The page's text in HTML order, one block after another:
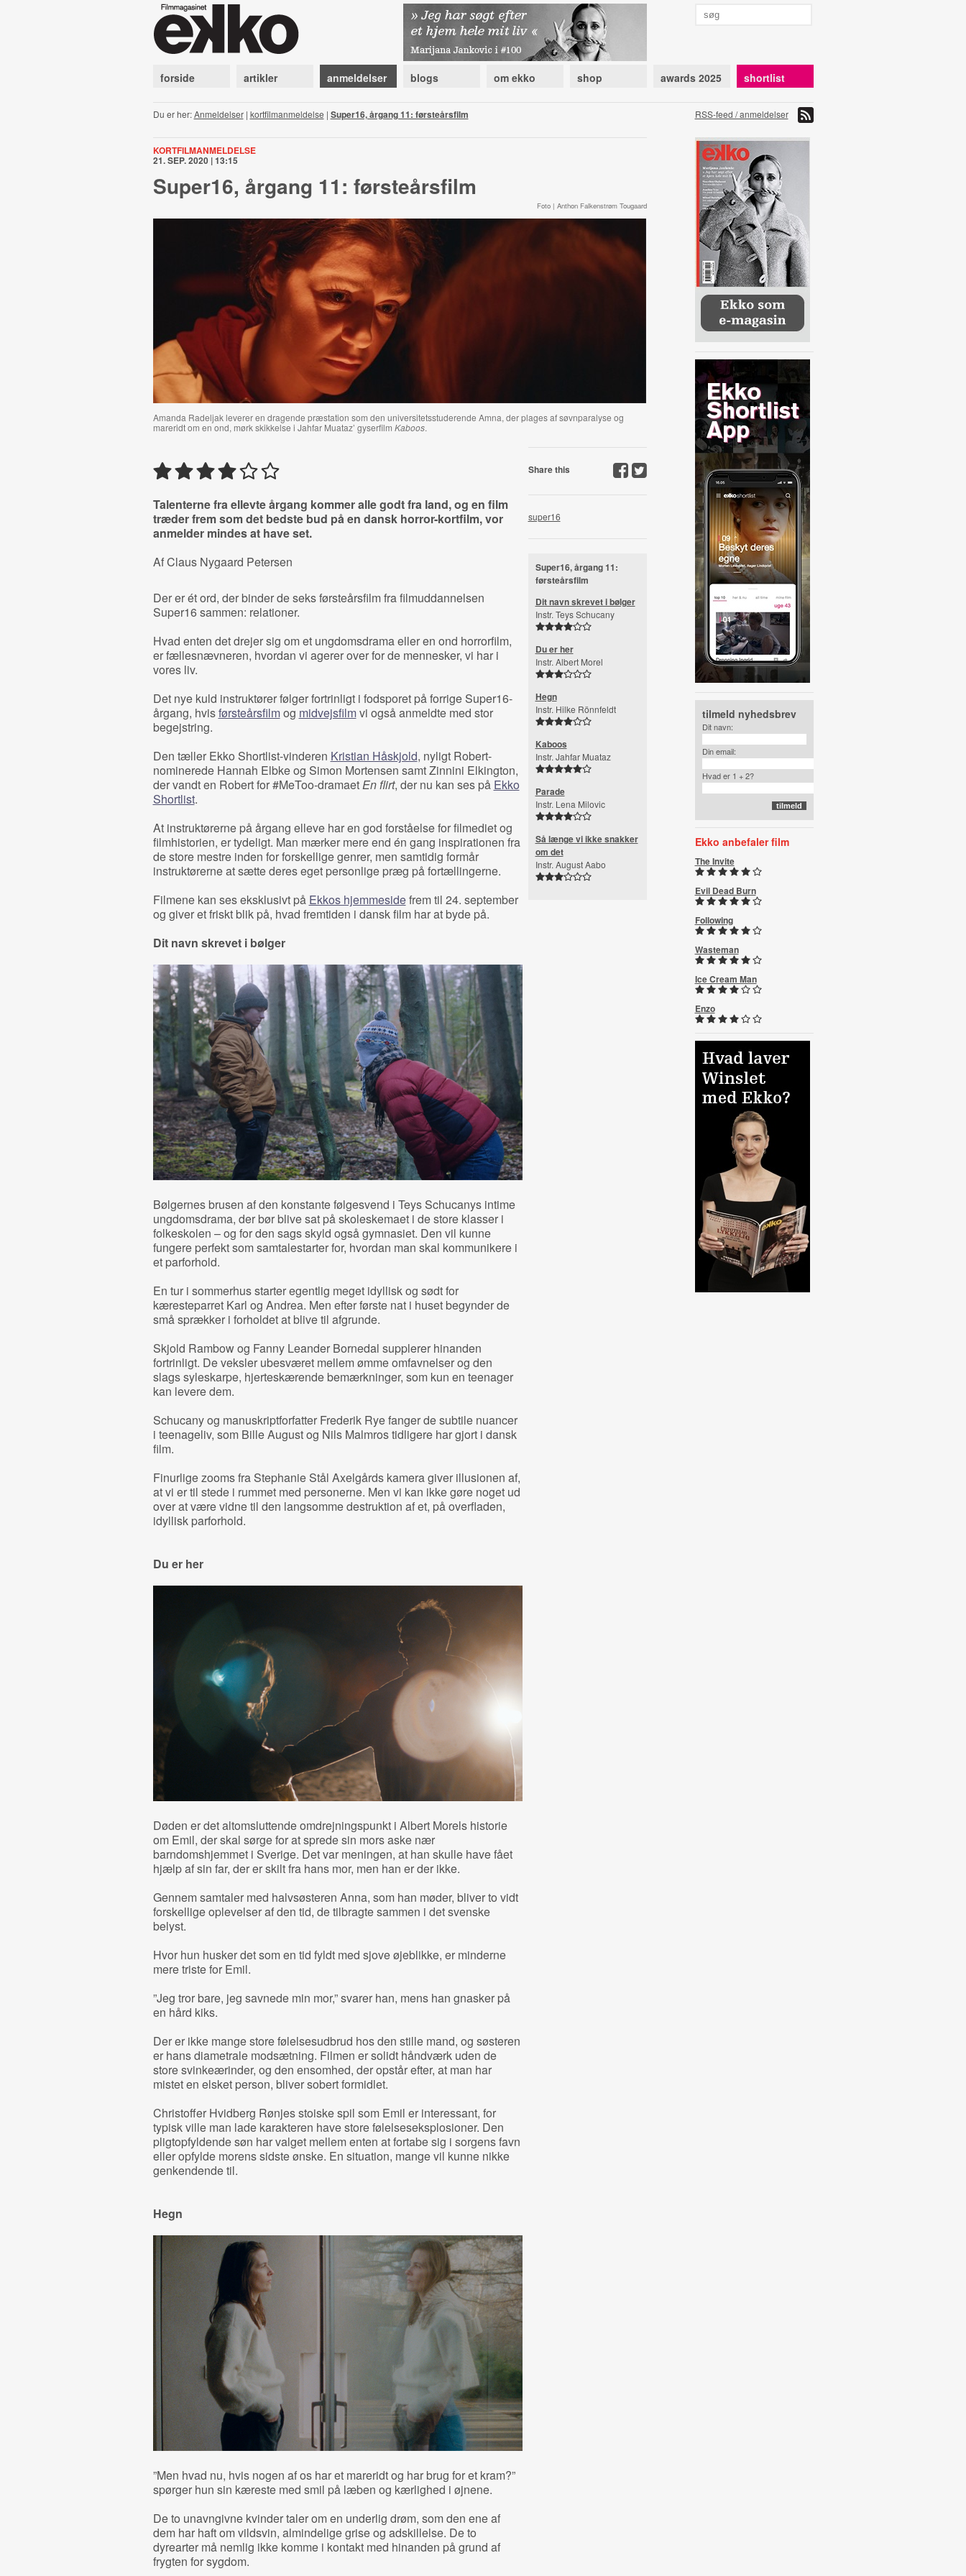
forside artikler anmeldelser blogs om ekko shop awards 2025 shortlist
Du er her:Anmeldelser| kortfilmanmeldelse | Super16, årgang 11: førsteårsfilm RSS-feed / anmeldelser
KORTFILMANMELDELSE
21. SEP. 2020 | 13:15
Super16, årgang 11: førsteårsfilm
Foto | Anthon Falkenstrøm Tougaard
Amanda Radeljak leverer en dragende præstation som den universitetsstuderende Amna, der plages af søvnparalyse og
mareridt om en ond, mørk skikkelse i Jahfar Muataz’ gyserfilm Kaboos.
Talenterne fra ellevte årgang kommer alle godt fra land, og en film
træder frem som det bedste bud på en dansk horror-kortfilm, vor
anmelder mindes at have set.
Af Claus Nygaard Petersen
Der er ét ord, der binder de seks førsteårsfilm fra filmuddannelsen
Super16 sammen: relationer.
Hvad enten det drejer sig om et ungdomsdrama eller en ond horrorfilm,
er fællesnævneren, hvordan vi agerer over for de mennesker, vi har i
vores liv.
Det nye kuld instruktører følger fortrinligt i fodsporet på forrige Super16-
årgang, hvisførsteårsfilmog midvejsfilmvi også anmeldte med stor
begejstring.
Den tæller Ekko Shortlist-vinderen Kristian Håskjold, nyligt Robert-
nominerede Hannah Elbke og Simon Mortensen samt Zinnini Elkington,
der vandt en Robert for #MeToo-dramaetEn flirt, der nu kan ses på Ekko
Shortlist.
At instruktørerne på årgang elleve har en god forståelse for filmediet og
filmhistorien, er tydeligt. Man mærker mere end én gang inspirationen fra
de store mestre inden for forskellige genrer, men samtidig formår
instruktørerne at sætte deres eget personlige præg på fortællingerne.
Filmene kan ses eksklusivt på Ekkos hjemmesidefrem til 24. september
og giver et friskt blik på, hvad fremtiden i dansk film har at byde på.
Dit navn skrevet i bølger
Bølgernes brusen af den konstante følgesvend i Teys Schucanys intime
ungdomsdrama, der bør blive sat på skoleskemaet i de store klasser i
folkeskolen – og for den sags skyld også gymnasiet. Den vil kunne
fungere perfekt som samtalestarter for, hvordan man skal kommunikere i
et parforhold.
En tur i sommerhus starter egentlig meget idyllisk og sødt for
kæresteparret Karl og Andrea. Men efter første nat i huset begynder de
små sprækker i forholdet at blive til afgrunde.
Skjold Rambow og Fanny Leander Bornedal supplerer hinanden
fortrinligt. De veksler ubesværet mellem ømme omfavnelser og den
slags syleskarpe, hjerteskærende bemærkninger, som kun en teenager
kan levere dem.
Schucany og manuskriptforfatter Frederik Rye fanger de subtile nuancer
i teenageliv, som Bille August og Nils Malmros tidligere har gjort i dansk
film.
Finurlige zooms fra Stephanie Stål Axelgårds kamera giver illusionen af,
at vi er til stede i rummet med personerne. Men vi kan ikke gøre noget ud
over at være vidne til den langsomme destruktion af et, på overfladen,
idyllisk parforhold.
Du er her
Døden er det altomsluttende omdrejningspunkt i Albert Morels historie
om Emil, der skal sørge for at sprede sin mors aske nær
barndomshjemmet i Sverige. Det var meningen, at han skulle have fået
hjælp af sin far, der er skilt fra hans mor, men han er der ikke.
Gennem samtaler med halvsøsteren Anna, som han møder, bliver to vidt
forskellige oplevelser af den tid, de tilbragte sammen i det svenske
belyst.
Hvor hun husker det som en tid fyldt med sjove øjeblikke, er minderne
mere triste for Emil.
”Jeg tror bare, jeg savnede min mor,” svarer han, mens han gnasker på
en hård kiks.
Der er ikke mange store følelsesudbrud hos den stille mand, og søsteren
er hans diametrale modsætning. Filmen er solidt håndværk uden de
store svinkeærinder, og den ensomhed, der opstår efter, at man har
mistet en elsket person, bliver sobert formidlet.
Christoffer Hvidberg Rønjes stoiske spil som Emil er interessant, for
typisk ville man lade karakteren have store følelseseksplosioner. Den
pligtopfyldende søn har valget mellem enten at fortabe sig i sorgens favn
eller opfylde morens sidste ønske. En situation, mange vil kunne nikke
genkendende til.
Hegn
”Men hvad nu, hvis nogen af os har et mareridt og har brug for et kram?”
spørger hun sin kæreste med smil på læben og kærlighed i øjnene.
De to unavngivne kvinder taler om en underlig drøm, som den ene af
dem har haft om vildsvin, almindelige grise og adskillelse. De to
dyrearter må nemlig ikke komme i kontakt med hinanden på grund af
frygten for sygdom.
Share this
super16
Super16, årgang 11:
førsteårsfilm
Dit navn skrevet i bølger
Instr. Teys Schucany
Du er her
Instr. Albert Morel
Hegn
Instr. Hilke Rönnfeldt
Kaboos
Instr. Jahfar Muataz
Parade
Instr. Lena Milovic
Så længe vi ikke snakker
om det
Instr. August Aabo
tilmeld nyhedsbrev
Dit navn:
Din email:
Hvad er 1 + 2?
Ekko anbefaler film
The Invite
Evil Dead Burn
Following
Wasteman
Ice Cream Man
Enzo